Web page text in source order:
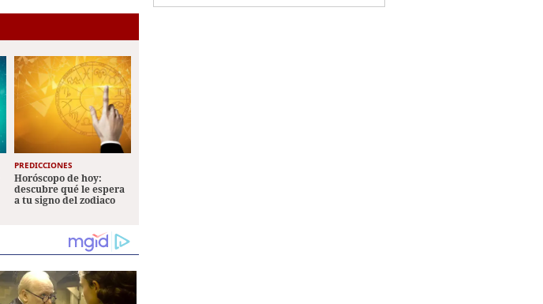
PREDICCIONES
Horóscopo de hoy:
descubre qué le espera
a tu signo del zodiaco